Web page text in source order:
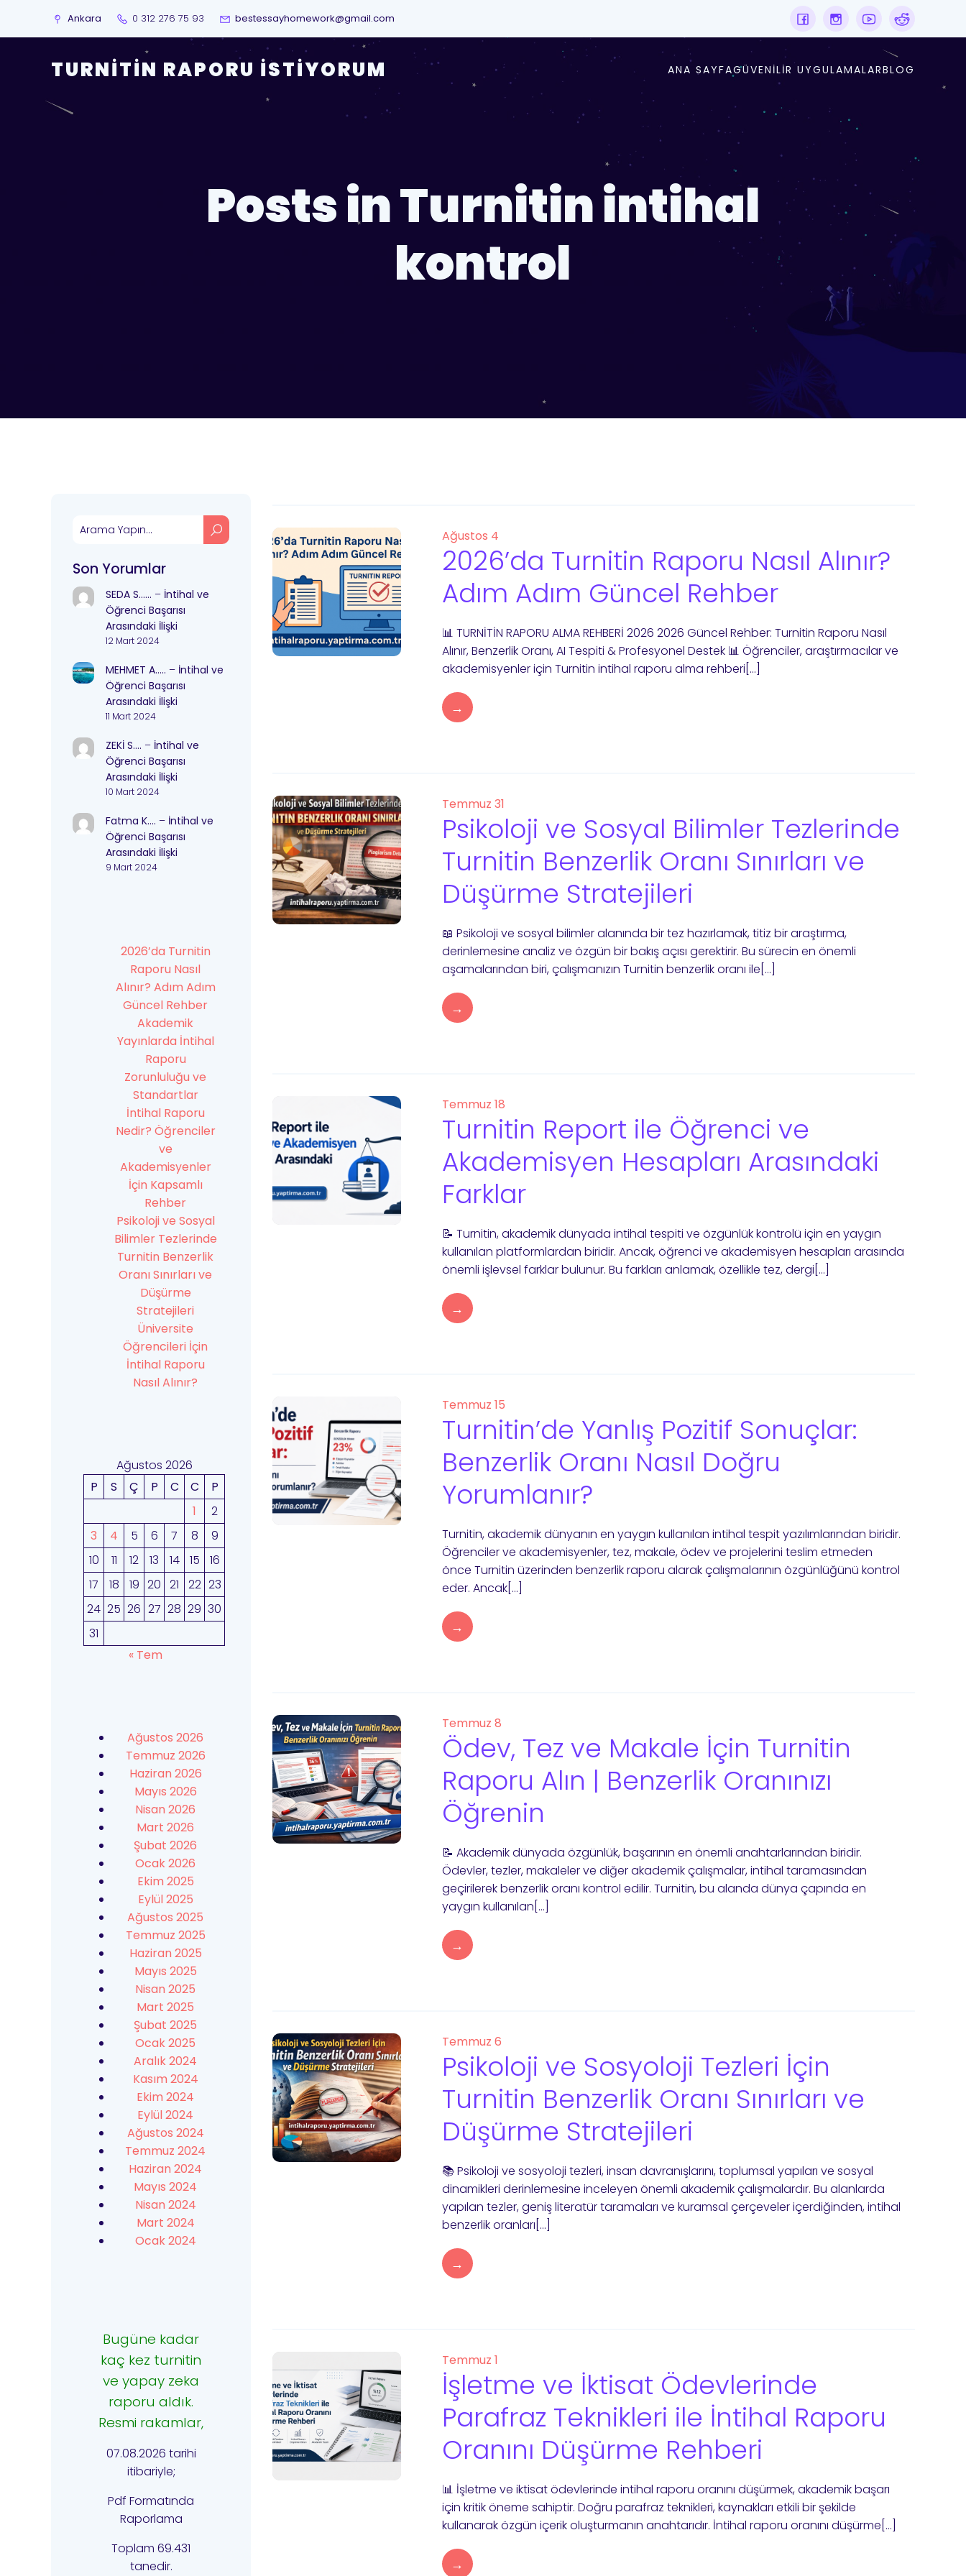
Ankara 0 312 276 75 93 bestessayhomework@gmail.com
TURNITIN RAPORU İSTIYORUM ANA SAYFAGÜVENILIR UYGULAMALARBLOG
Posts in Turnitin intihal
kontrol
Son Yorumlar
SEDA S…… – İntihal ve
Öğrenci Başarısı
Arasındaki İlişki
12 Mart 2024
MEHMET A….. – İntihal ve
Öğrenci Başarısı
Arasındaki İlişki
11 Mart 2024
ZEKİ S…. – İntihal ve
Öğrenci Başarısı
Arasındaki İlişki
10 Mart 2024
Fatma K…. – İntihal ve
Öğrenci Başarısı
Arasındaki İlişki
9 Mart 2024
2026’da Turnitin
Raporu Nasıl
Alınır? Adım Adım
Güncel Rehber
Akademik
Yayınlarda İntihal
Raporu
Zorunluluğu ve
Standartlar
İntihal Raporu
Nedir? Öğrenciler
ve
Akademisyenler
İçin Kapsamlı
Rehber
Psikoloji ve Sosyal
Bilimler Tezlerinde
Turnitin Benzerlik
Oranı Sınırları ve
Düşürme
Stratejileri
Üniversite
Öğrencileri İçin
İntihal Raporu
Nasıl Alınır?
Ağustos 2026
P
S Ç P C C
P
1
2
3
4 5 6 7 8
9
10
11 12 13 14 15
16
17
18 19 20 21 22 23
24 25 26 27 28 29 30
31
« Tem
Ağustos 2026
Temmuz 2026
Haziran 2026
Mayıs 2026
Nisan 2026
Mart 2026
Şubat 2026
Ocak 2026
Ekim 2025
Eylül 2025
Ağustos 2025
Temmuz 2025
Haziran 2025
Mayıs 2025
Nisan 2025
Mart 2025
Şubat 2025
Ocak 2025
Aralık 2024
Kasım 2024
Ekim 2024
Eylül 2024
Ağustos 2024
Temmuz 2024
Haziran 2024
Mayıs 2024
Nisan 2024
Mart 2024
Ocak 2024
Bugüne kadar
kaç kez turnitin
ve yapay zeka
raporu aldık.
Resmi rakamlar,
07.08.2026 tarihi
itibariyle;
Pdf Formatında
Raporlama
Toplam 69.431
tanedir.
Ağustos 4
2026’da Turnitin Raporu Nasıl Alınır?
Adım Adım Güncel Rehber
📊 TURNİTİN RAPORU ALMA REHBERİ 2026 2026 Güncel Rehber: Turnitin Raporu Nasıl
Alınır, Benzerlik Oranı, AI Tespiti & Profesyonel Destek 📊 Öğrenciler, araştırmacılar ve
akademisyenler için Turnitin intihal raporu alma rehberi[…]
→
Temmuz 31
Psikoloji ve Sosyal Bilimler Tezlerinde
Turnitin Benzerlik Oranı Sınırları ve
Düşürme Stratejileri
📖 Psikoloji ve sosyal bilimler alanında bir tez hazırlamak, titiz bir araştırma,
derinlemesine analiz ve özgün bir bakış açısı gerektirir. Bu sürecin en önemli
aşamalarından biri, çalışmanızın Turnitin benzerlik oranı ile[…]
→
Temmuz 18
Turnitin Report ile Öğrenci ve
Akademisyen Hesapları Arasındaki
Farklar
📝 Turnitin, akademik dünyada intihal tespiti ve özgünlük kontrolü için en yaygın
kullanılan platformlardan biridir. Ancak, öğrenci ve akademisyen hesapları arasında
önemli işlevsel farklar bulunur. Bu farkları anlamak, özellikle tez, dergi[…]
→
Temmuz 15
Turnitin’de Yanlış Pozitif Sonuçlar:
Benzerlik Oranı Nasıl Doğru
Yorumlanır?
Turnitin, akademik dünyanın en yaygın kullanılan intihal tespit yazılımlarından biridir.
Öğrenciler ve akademisyenler, tez, makale, ödev ve projelerini teslim etmeden
önce Turnitin üzerinden benzerlik raporu alarak çalışmalarının özgünlüğünü kontrol
eder. Ancak[…]
→
Temmuz 8
Ödev, Tez ve Makale İçin Turnitin
Raporu Alın | Benzerlik Oranınızı
Öğrenin
📝 Akademik dünyada özgünlük, başarının en önemli anahtarlarından biridir.
Ödevler, tezler, makaleler ve diğer akademik çalışmalar, intihal taramasından
geçirilerek benzerlik oranı kontrol edilir. Turnitin, bu alanda dünya çapında en
yaygın kullanılan[…]
→
Temmuz 6
Psikoloji ve Sosyoloji Tezleri İçin
Turnitin Benzerlik Oranı Sınırları ve
Düşürme Stratejileri
📚 Psikoloji ve sosyoloji tezleri, insan davranışlarını, toplumsal yapıları ve sosyal
dinamikleri derinlemesine inceleyen önemli akademik çalışmalardır. Bu alanlarda
yapılan tezler, geniş literatür taramaları ve kuramsal çerçeveler içerdiğinden, intihal
benzerlik oranları[…]
→
Temmuz 1
İşletme ve İktisat Ödevlerinde
Parafraz Teknikleri ile İntihal Raporu
Oranını Düşürme Rehberi
📊 İşletme ve iktisat ödevlerinde intihal raporu oranını düşürmek, akademik başarı
için kritik öneme sahiptir. Doğru parafraz teknikleri, kaynakları etkili bir şekilde
kullanarak özgün içerik oluşturmanın anahtarıdır. İntihal raporu oranını düşürme[…]
→